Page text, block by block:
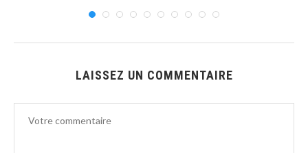
LAISSEZ UN COMMENTAIRE